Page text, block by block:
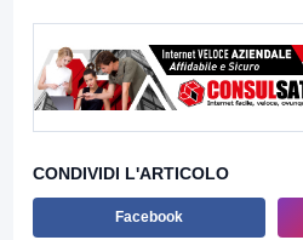
CONDIVIDI L'ARTICOLO
Facebook